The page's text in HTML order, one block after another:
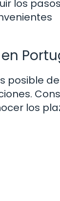
los pasos
posible
los